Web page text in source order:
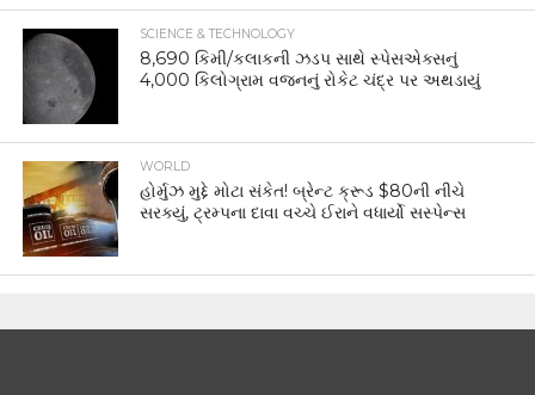
SCIENCE & TECHNOLOGY
8,690 કિમી/કલાકની ઝડપ સાથે સ્પેસએક્સનું
4,000 કિલોગ્રામ વજનનું રોકેટ ચંદ્ર પર અથડાયું
WORLD
હોર્મુઝ મુદ્દે મોટા સંકેત! બ્રેન્ટ ક્રૂડ $80ની નીચે
સરક્યું, ટ્રમ્પના દાવા વચ્ચે ઈરાને વધાર્યો સસ્પેન્સ